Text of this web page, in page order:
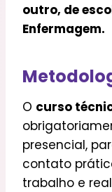
outro, de
Enfermagem.
O curso
presencial,
contato
trabalho e